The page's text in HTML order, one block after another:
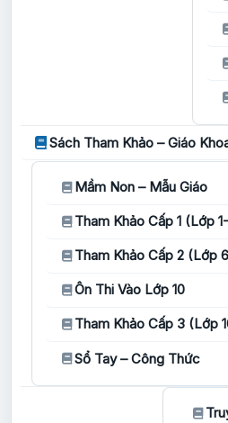
Sách Tham Khảo – Giáo
Mầm Non – Mẫu Giáo
Tham Khảo Cấp 1 (Lớp
Tham Khảo Cấp 2 (Lớp
Ôn Thi Vào Lớp 10
Tham Khảo Cấp 3 (Lớp
Sổ Tay – Công Thức